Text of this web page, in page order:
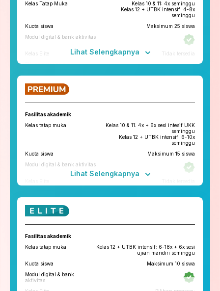
Kelas Tatap Muka
Kelas 10 & 11: 4x seminggu
Kelas 12 + UTBK intensif: 4-8x
seminggu
Kuota siswa
Maksimum 25 siswa
Modul digital & bank aktivitas
Kelas Elite
Tidak tersedia
Fitur penunjang
ruangbelajar
roboguru
Pengembangan Diri
Konseling Privat via chat & video
Tryout
Tryout Basic & Premium
13x setahun
Lihat Selengkapnya
Fasilitas akademik
Kelas tatap muka
Kelas 10 & 11: 4x + 6x sesi intesif UKK
seminggu
Kelas 12 + UTBK intensif: 6-10x
seminggu
Kuota siswa
Maksimum 15 siswa
Modul digital & bank aktivitas
Konseling dan Kelas
Tryout
Lihat Selengkapnya
Fasilitas akademik
Kelas tatap muka
Kelas 12 + UTBK intensif: 6-18x + 6x sesi
ujian mandiri seminggu
Kuota siswa
Maksimum 10 siswa
Modul digital & bank
aktivitas